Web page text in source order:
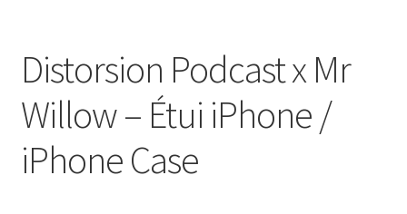
Distorsion Podcast x Mr
Willow – Étui iPhone /
iPhone Case